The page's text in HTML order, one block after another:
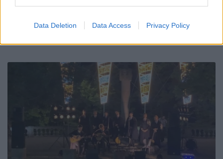
Data Deletion Data Access Privacy Policy
Santiago de Riba-Ul > Os Últimos dão nova vida à
8/08/2026